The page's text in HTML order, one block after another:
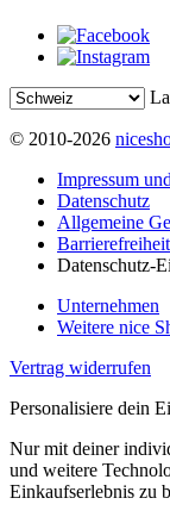
© 2010-2026
Impressum
Datenschutz
Allgemeine
Datenschutz-
Unternehmen
Weitere nice
Vertrag widerrufen
Personalisiere dein
Nur mit deiner
und weitere
Einkaufserlebnis zu